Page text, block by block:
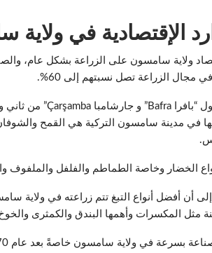
الإقتصادية في
ولاية سامسون على الزراعة بشكل عام،
في مجال الزراعة تصل نسبتهم إلى 60%.
في مدينة سامسون التركية هي القمح
الخضار وخاصة الطماطم والفلفل والملفوف
إلى أن أفضل أنواع التبغ تتم زراعته في ولاية
مثل المكسرات وأهمها البندق والكمثرى